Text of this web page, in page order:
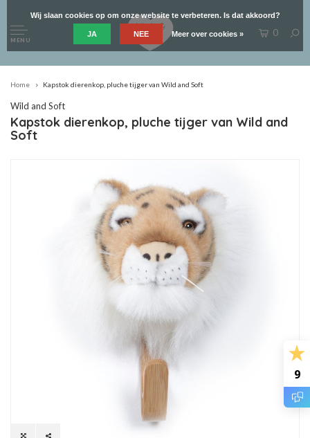
9
MENU
0
Home Kapstok dierenkop, pluche tijger van Wild and Soft
Wild and Soft
Kapstok dierenkop, pluche tijger van Wild and
Soft
Wij slaan cookies op om onze website te verbeteren. Is dat akkoord?
JA NEE Meer over cookies »